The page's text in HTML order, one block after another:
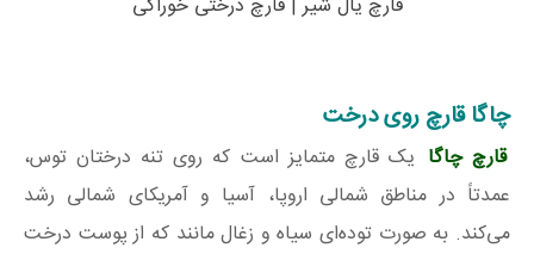
قارچ یال شیر | قارچ درختی خوراکی
چاگا قارچ روی درخت
قارچ چاگا یک قارچ متمایز است که روی تنه درختان توس،
عمدتاً در مناطق شمالی اروپا، آسیا و آمریکای شمالی رشد
می‌کند. به صورت توده‌ای سیاه و زغال مانند که از پوست درخت